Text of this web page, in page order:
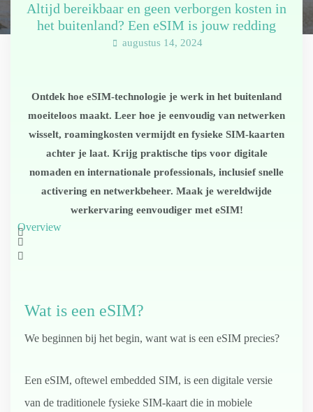
Altijd bereikbaar en geen verborgen kosten in
het buitenland? Een eSIM is jouw redding
augustus 14, 2024
Ontdek hoe eSIM-technologie je werk in het buitenland
moeiteloos maakt. Leer hoe je eenvoudig van netwerken
wisselt, roamingkosten vermijdt en fysieke SIM-kaarten
achter je laat. Krijg praktische tips voor digitale
nomaden en internationale professionals, inclusief snelle
activering en netwerkbeheer. Maak je wereldwijde
werkervaring eenvoudiger met eSIM!
Overview
Wat is een eSIM?
We beginnen bij het begin, want wat is een eSIM precies?
Een eSIM, oftewel embedded SIM, is een digitale versie
van de traditionele fysieke SIM-kaart die in mobiele